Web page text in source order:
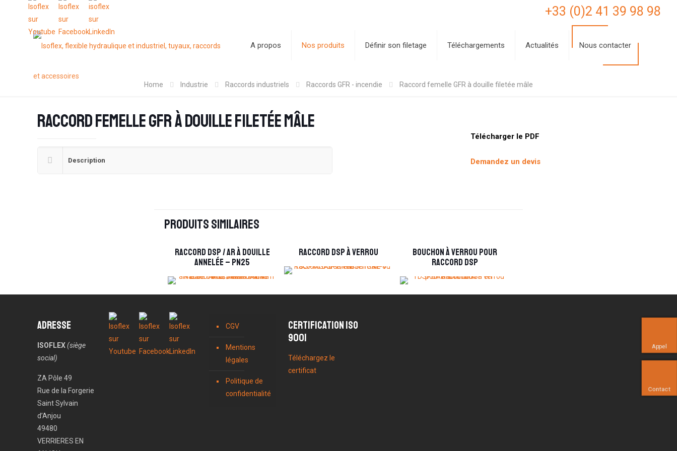
+33 (0)2 41 39 98 98
A propos Nos produits Définir son filetage Téléchargements Actualités Nous contacter
Home Industrie Raccords industriels Raccords GFR - incendie Raccord femelle GFR à douille filetée mâle
Télécharger le PDF
Demandez un devis
Raccord femelle GFR à douille filetée mâle
Description
Produits similaires
Raccord DSP / AR à douille
annelée – PN25
Raccord DSP à verrou
Bouchon à verrou pour
raccord DSP
Adresse
ISOFLEX(siège
social)
ZA Pôle 49
Rue de la Forgerie
Saint Sylvain
d’Anjou
49480
VERRIERES EN
CGV
Mentions
légales
Politique de
confidentialité
Certification ISO
9001
Téléchargez le
certificat
Appel
Contact